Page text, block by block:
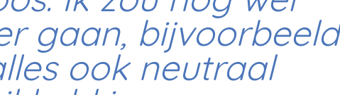
gaan, bijvoorbeeld
ook neutraal